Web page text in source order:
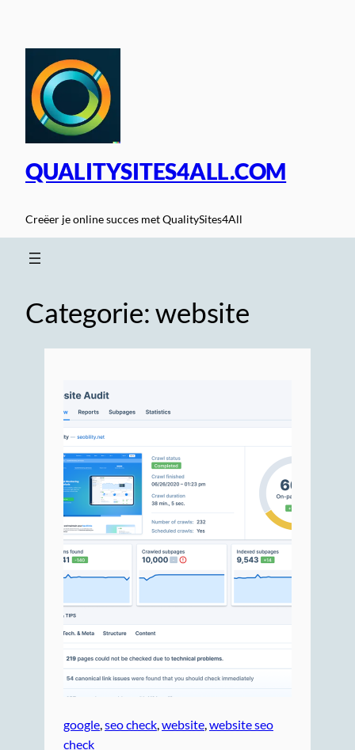
inhoud
QUALITYSITES4ALL.COM
Creëer je online succes met QualitySites4All
Categorie:website
google, seo check, website, website seo
check